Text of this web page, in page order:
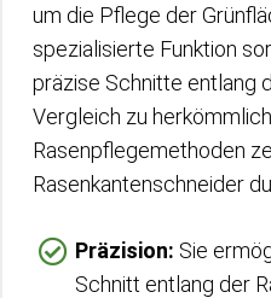
um die Pflege der
spezialisierte Funktion
präzise Schnitte entlang
Vergleich zu
Rasenpflegemethoden
Rasenkantenschneider
Präzision: Sie
Schnitt entlang der